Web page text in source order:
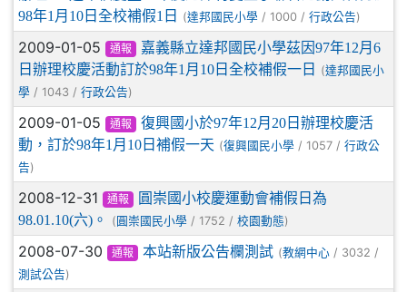
98年1月10日全校補假1日
(達邦國民小學 / 1000 / 行政公告)
2009-01-05 通報
嘉義縣立達邦國民小學茲因97年12月6
日辦理校慶活動訂於98年1月10日全校補假一日
(達邦國民小
學 / 1043 / 行政公告)
2009-01-05 通報
復興國小於97年12月20日辦理校慶活
動，訂於98年1月10日補假一天 (復興國民小學 / 1057 / 行政公
告)
2008-12-31 通報
圓崇國小校慶運動會補假日為
98.01.10(六)。
( 圓崇國民小學 / 1752 / 校園動態)
2008-07-30 通報 本站新版公告欄測試 (教網中心/ 3032 /
測試公告)